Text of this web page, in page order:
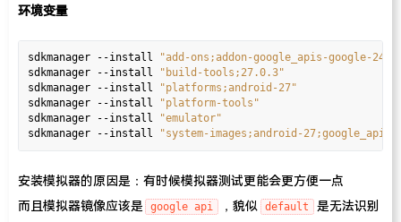
环境变量
sdkmanager --install
"add-ons;addon-google_apis-google-24"
sdkmanager --install
"build-tools;27.0.3"
sdkmanager --install
"platforms;android-27"
sdkmanager --install
"platform-tools"
sdkmanager --install
"emulator"
sdkmanager --install
"system-images;android-
安装模拟器的原因是：有时候模拟器测试更能会更方便一点
而且模拟器镜像应该是
google api ，貌似 default
是无法识别